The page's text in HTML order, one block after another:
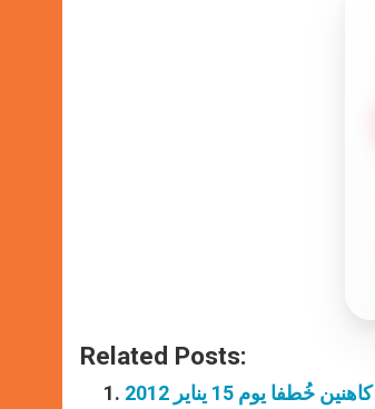
Related Posts:
يوم 15 يناير 2012